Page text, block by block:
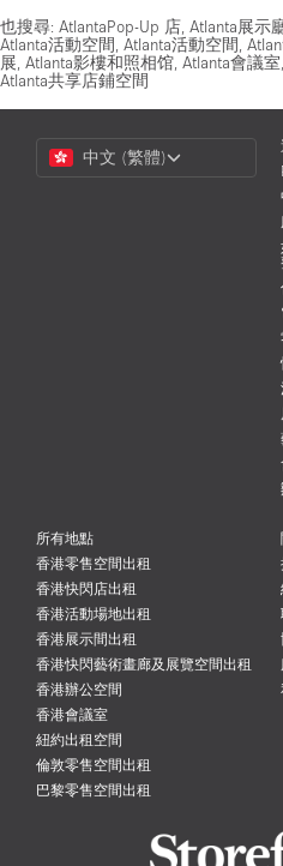
也搜尋: AtlantaPop-Up 店 Atlanta展示
Atlanta活動空間 Atlanta活動空間
展 Atlanta影樓和照相馆 Atlanta會議室
Atlanta共享店鋪空間
Choose
Language
中文 (繁體)
所有地點
香港零售空間出租
香港快閃店出租
香港活動場地出租
香港展示間出租
香港快閃藝術畫廊及展覽空間出租
香港辦公空間
香港會議室
紐約出租空間
倫敦零售空間出租
巴黎零售空間出租